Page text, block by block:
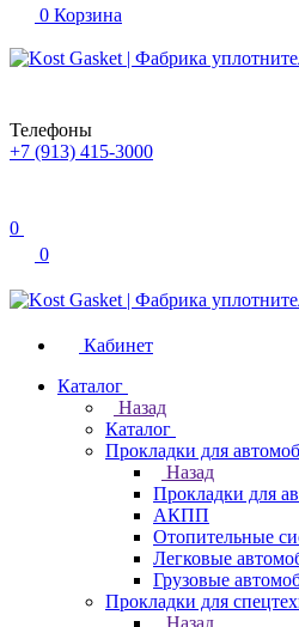
0 Корзина
Телефоны
+7 (913) 415-3000
0
0
Кабинет
Каталог
Назад
Каталог
Прокладки для
Назад
Прокладки для
АКПП
Отопительные
Легковые
Грузовые
Прокладки для
Назад